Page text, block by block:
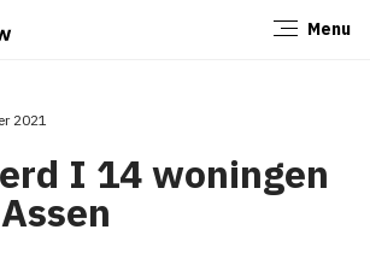
Menu
2021
I 14 woningen
Sluiten